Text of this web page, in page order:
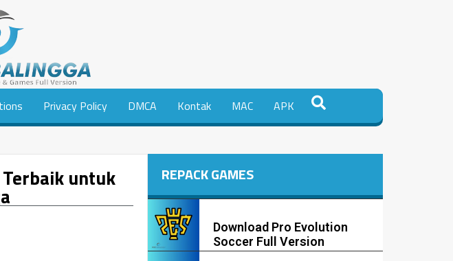
Privacy Policy DMCA Kontak MAC APK
untuk REPACK GAMES
Download Pro Evolution
Soccer Full Version